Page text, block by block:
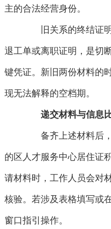
主的合法经营身份。
旧关系的终结证明
退工单或离职证明，是切
键凭证。新旧两份材料的
现无法解释的空档期。
递交材料与信息
备齐上述材料后，
的区人才服务中心居住证
请材料时，工作人员会对
核验。若涉及表格填写或
窗口指引操作。